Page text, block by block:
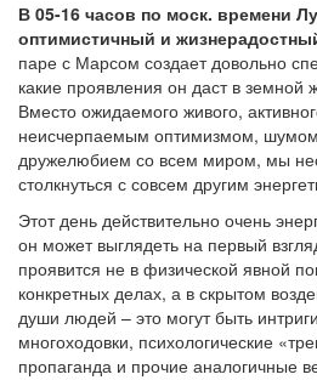
В 05-16 часов по моск. времени
оптимистичный и
паре с Марсом создает довольно
какие проявления он даст в земной
Вместо ожидаемого живого,
неисчерпаемым оптимизмом,
дружелюбием со всем миром, мы
столкнуться с совсем другим
Этот день действительно очень
он может выглядеть на первый
проявится не в физической явной
конкретных делах, а в скрытом
души людей – это могут быть
многоходовки, психологические
пропаганда и прочие аналогичные